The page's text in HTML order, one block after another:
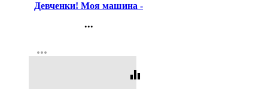
Девченки! Моя машина -
арт.AVTO000012
...
Регистрация
more_horiz
equalizer